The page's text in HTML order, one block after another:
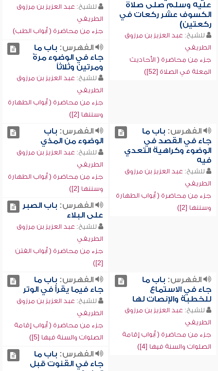
عليه وسلم صلى صلاة
الكسوف عشر ركعات في
ركعتين)
للشيخ: عبد العزيز بن مرزوق
الطريفي
جزء من محاضرة ( الأحاديث
المعلة في الصلاة [52])
للشيخ: عبد العزيز بن مرزوق
الطريفي
جزء من محاضرة ( أبواب الطب)
الفهرس: باب ما
جاء في الوضوء مرةً
ومرتين وثلاثاً
للشيخ: عبد العزيز بن مرزوق
الطريفي
جزء من محاضرة ( أبواب الطهارة
وسننها [2])
الفهرس: باب ما
جاء في القصد في
الوضوء وكراهية التعدي
فيه
للشيخ: عبد العزيز بن مرزوق
الطريفي
جزء من محاضرة ( أبواب الطهارة
وسننها [2])
الفهرس: باب
الوضوء من المذي
للشيخ: عبد العزيز بن مرزوق
الطريفي
جزء من محاضرة ( أبواب الطهارة
وسننها [2])
الفهرس: باب الصبر
على البلاء
للشيخ: عبد العزيز بن مرزوق
الطريفي
جزء من محاضرة ( أبواب الفتن
[2])
الفهرس: باب ما
جاء في الاستماع
للخطبة والإنصات لها
للشيخ: عبد العزيز بن مرزوق
الطريفي
جزء من محاضرة ( أبواب إقامة
الصلوات والسنة فيها [4])
الفهرس: باب ما
جاء فيما يقرأ في الوتر
للشيخ: عبد العزيز بن مرزوق
الطريفي
جزء من محاضرة ( أبواب إقامة
الصلوات والسنة فيها [5])
الفهرس: باب ما
جاء في القنوت قبل